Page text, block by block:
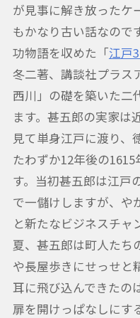
が見事に解き放ったケ
もかなり古い話なので
功物語を収めた「江戸
冬二著、講談社プラス
西川」の礎を築いた二
ます。甚五郎の実家は
見て単身江戸に渡り、
たわずか12年後の
す。当初甚五郎は江戸
で一儲けしますが、や
と新たなビジネスチャ
夏、甚五郎は町人たち
や長屋歩きにせっせと
耳に飛び込んできたの
扉を開けっぱなしにす